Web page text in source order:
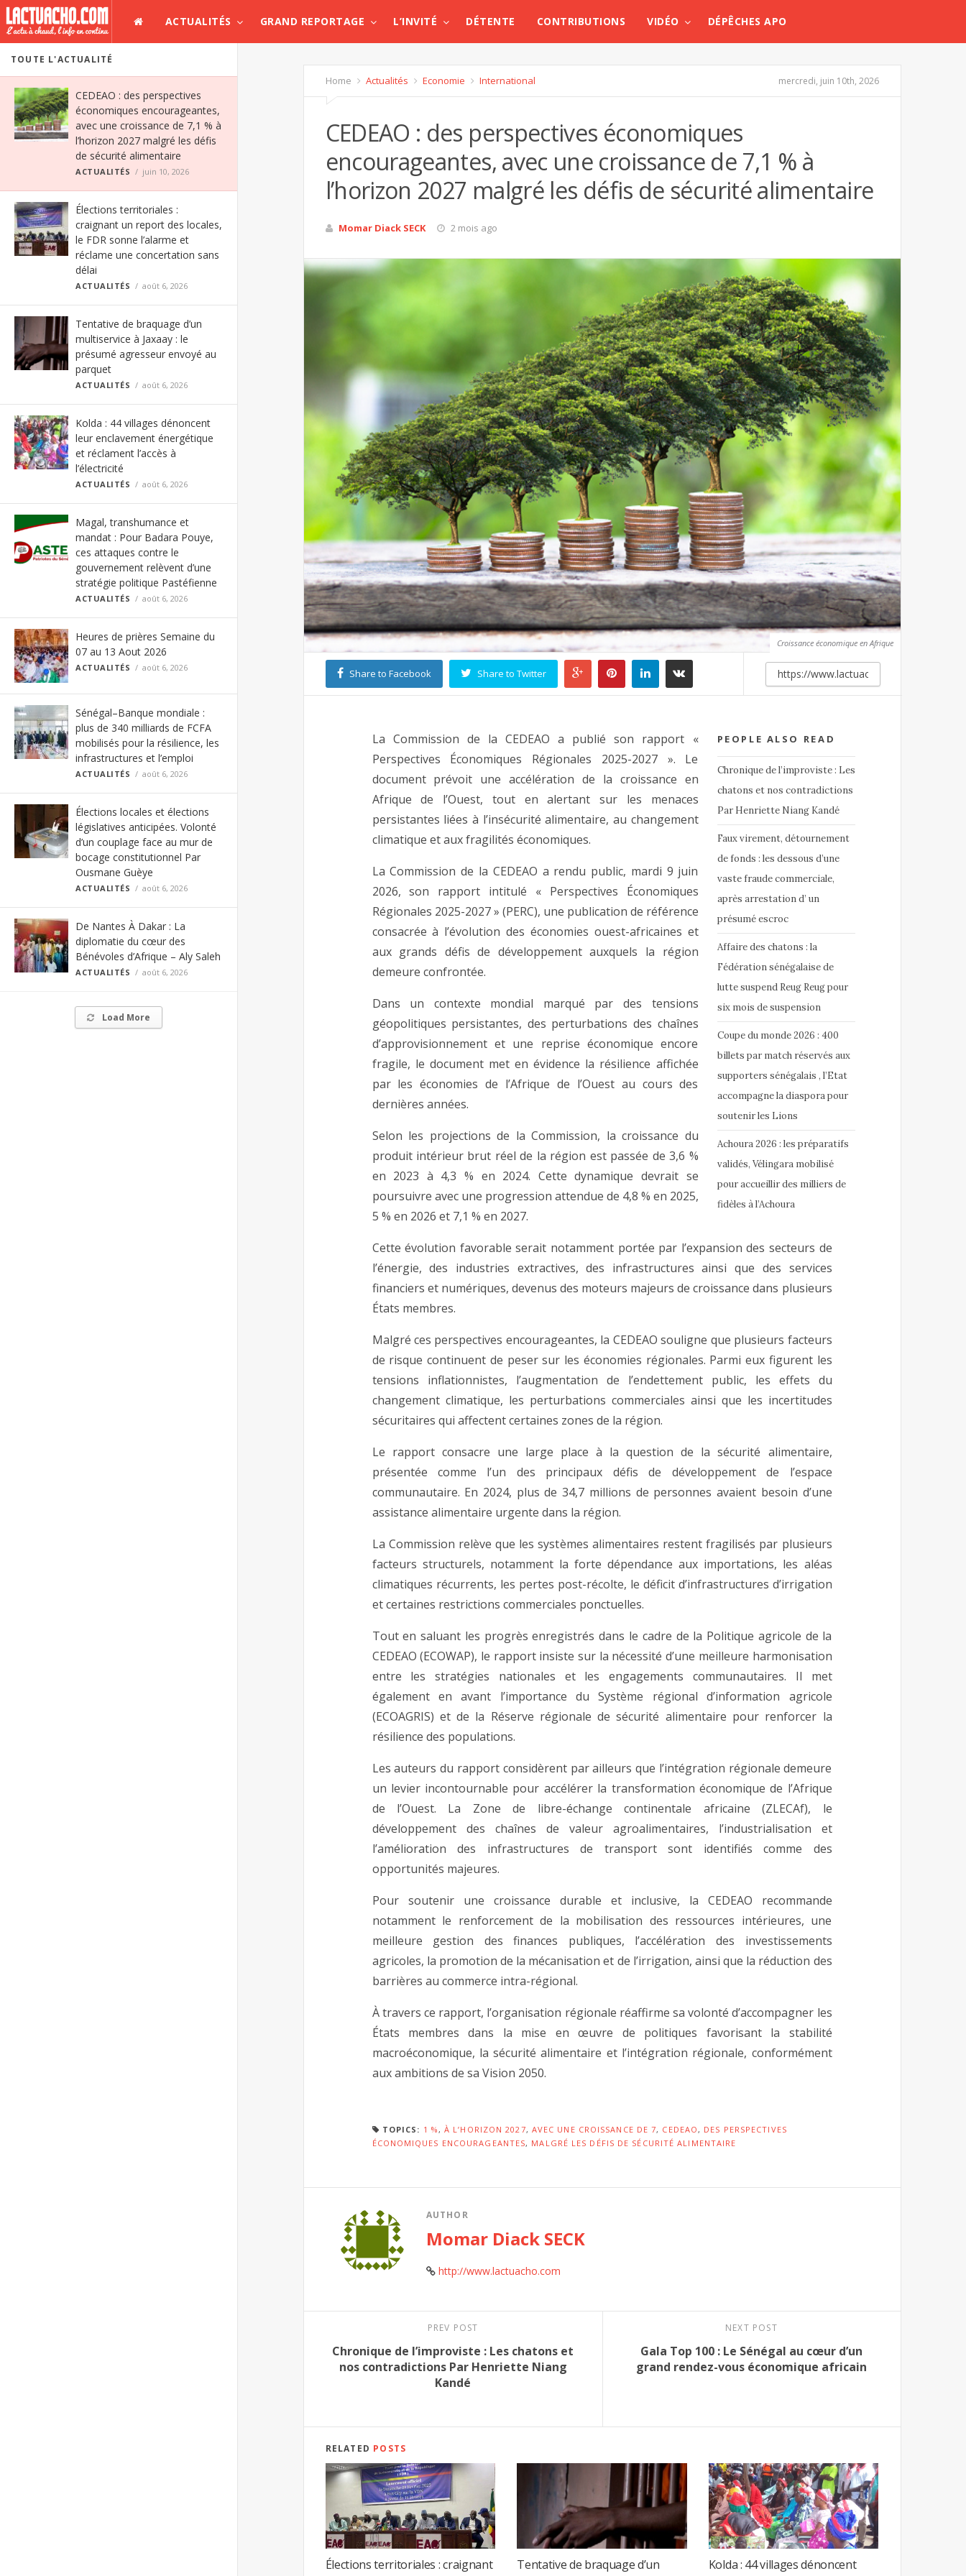
ACTUALITÉS GRAND REPORTAGE L’INVITÉ DÉTENTE CONTRIBUTIONS VIDÉO DÉPÊCHES APO
TOUTE L'ACTUALITÉ
CEDEAO : des perspectives
économiques encourageantes,
avec une croissance de 7,1 % à
l’horizon 2027 malgré les défis
de sécurité alimentaire
ACTUALITÉS juin 10, 2026
Élections territoriales :
craignant un report des locales,
le FDR sonne l’alarme et
réclame une concertation sans
délai
ACTUALITÉS août 6, 2026
Tentative de braquage d’un
multiservice à Jaxaay : le
présumé agresseur envoyé au
parquet
ACTUALITÉS août 6, 2026
Kolda : 44 villages dénoncent
leur enclavement énergétique
et réclament l’accès à
l’électricité
ACTUALITÉS août 6, 2026
Magal, transhumance et
mandat : Pour Badara Pouye,
ces attaques contre le
gouvernement relèvent d’une
stratégie politique Pastéfienne
ACTUALITÉS août 6, 2026
Heures de prières Semaine du
07 au 13 Aout 2026
ACTUALITÉS août 6, 2026
Sénégal–Banque mondiale :
plus de 340 milliards de FCFA
mobilisés pour la résilience, les
infrastructures et l’emploi
ACTUALITÉS août 6, 2026
Élections locales et élections
législatives anticipées. Volonté
d’un couplage face au mur de
bocage constitutionnel Par
Ousmane Guèye
ACTUALITÉS août 6, 2026
De Nantes À Dakar : La
diplomatie du cœur des
Bénévoles d’Afrique – Aly Saleh
ACTUALITÉS août 6, 2026
Load More
Home Actualités Economie International mercredi, juin 10th, 2026
CEDEAO : des perspectives économiques
encourageantes, avec une croissance de 7,1 % à
l’horizon 2027 malgré les défis de sécurité alimentaire
Momar Diack SECK 2 mois ago
Croissance économique en Afrique
Share to Facebook Share to Twitter
PEOPLE ALSO READ
Chronique de l’improviste : Les
chatons et nos contradictions
Par Henriette Niang Kandé
Faux virement, détournement
de fonds : les dessous d’une
vaste fraude commerciale,
après arrestation d’ un
présumé escroc
Affaire des chatons : la
Fédération sénégalaise de
lutte suspend Reug Reug pour
six mois de suspension
Coupe du monde 2026 : 400
billets par match réservés aux
supporters sénégalais , l’Etat
accompagne la diaspora pour
soutenir les Lions
Achoura 2026 : les préparatifs
validés, Vélingara mobilisé
pour accueillir des milliers de
fidèles à l’Achoura
La Commission de la CEDEAO a publié son rapport «
Perspectives Économiques Régionales 2025-2027 ». Le
document prévoit une accélération de la croissance en
Afrique de l’Ouest, tout en alertant sur les menaces
persistantes liées à l’insécurité alimentaire, au changement
climatique et aux fragilités économiques.
La Commission de la CEDEAO a rendu public, mardi 9 juin
2026, son rapport intitulé « Perspectives Économiques
Régionales 2025-2027 » (PERC), une publication de référence
consacrée à l’évolution des économies ouest-africaines et
aux grands défis de développement auxquels la région
demeure confrontée.
Dans un contexte mondial marqué par des tensions
géopolitiques persistantes, des perturbations des chaînes
d’approvisionnement et une reprise économique encore
fragile, le document met en évidence la résilience affichée
par les économies de l’Afrique de l’Ouest au cours des
dernières années.
Selon les projections de la Commission, la croissance du
produit intérieur brut réel de la région est passée de 3,6 %
en 2023 à 4,3 % en 2024. Cette dynamique devrait se
poursuivre avec une progression attendue de 4,8 % en 2025,
5 % en 2026 et 7,1 % en 2027.
Cette évolution favorable serait notamment portée par l’expansion des secteurs de
l’énergie, des industries extractives, des infrastructures ainsi que des services
financiers et numériques, devenus des moteurs majeurs de croissance dans plusieurs
États membres.
Malgré ces perspectives encourageantes, la CEDEAO souligne que plusieurs facteurs
de risque continuent de peser sur les économies régionales. Parmi eux figurent les
tensions inflationnistes, l’augmentation de l’endettement public, les effets du
changement climatique, les perturbations commerciales ainsi que les incertitudes
sécuritaires qui affectent certaines zones de la région.
Le rapport consacre une large place à la question de la sécurité alimentaire,
présentée comme l’un des principaux défis de développement de l’espace
communautaire. En 2024, plus de 34,7 millions de personnes avaient besoin d’une
assistance alimentaire urgente dans la région.
La Commission relève que les systèmes alimentaires restent fragilisés par plusieurs
facteurs structurels, notamment la forte dépendance aux importations, les aléas
climatiques récurrents, les pertes post-récolte, le déficit d’infrastructures d’irrigation
et certaines restrictions commerciales ponctuelles.
Tout en saluant les progrès enregistrés dans le cadre de la Politique agricole de la
CEDEAO (ECOWAP), le rapport insiste sur la nécessité d’une meilleure harmonisation
entre les stratégies nationales et les engagements communautaires. Il met
également en avant l’importance du Système régional d’information agricole
(ECOAGRIS) et de la Réserve régionale de sécurité alimentaire pour renforcer la
résilience des populations.
Les auteurs du rapport considèrent par ailleurs que l’intégration régionale demeure
un levier incontournable pour accélérer la transformation économique de l’Afrique
de l’Ouest. La Zone de libre-échange continentale africaine (ZLECAf), le
développement des chaînes de valeur agroalimentaires, l’industrialisation et
l’amélioration des infrastructures de transport sont identifiés comme des
opportunités majeures.
Pour soutenir une croissance durable et inclusive, la CEDEAO recommande
notamment le renforcement de la mobilisation des ressources intérieures, une
meilleure gestion des finances publiques, l’accélération des investissements
agricoles, la promotion de la mécanisation et de l’irrigation, ainsi que la réduction des
barrières au commerce intra-régional.
À travers ce rapport, l’organisation régionale réaffirme sa volonté d’accompagner les
États membres dans la mise en œuvre de politiques favorisant la stabilité
macroéconomique, la sécurité alimentaire et l’intégration régionale, conformément
aux ambitions de sa Vision 2050.
TOPICS: 1 %,À L’HORIZON 2027, AVEC UNE CROISSANCE DE 7, CEDEAO, DES PERSPECTIVES
ÉCONOMIQUES ENCOURAGEANTES, MALGRÉ LES DÉFIS DE SÉCURITÉ ALIMENTAIRE
AUTHOR
Momar Diack SECK
http://www.lactuacho.com
PREV POST
Chronique de l’improviste : Les chatons et
nos contradictions Par Henriette Niang
Kandé
NEXT POST
Gala Top 100 : Le Sénégal au cœur d’un
grand rendez-vous économique africain
RELATED POSTS
Élections territoriales : craignant
Tentative de braquage d’un
Kolda : 44 villages dénoncent